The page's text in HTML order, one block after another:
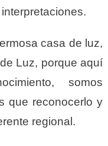
casa de luz,
Luz, porque aquí
somos
que reconocerlo y
regional.